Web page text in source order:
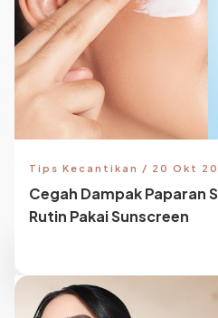
Tips Kecantikan / 20 Okt
Cegah Dampak Paparan
Rutin Pakai Sunscreen